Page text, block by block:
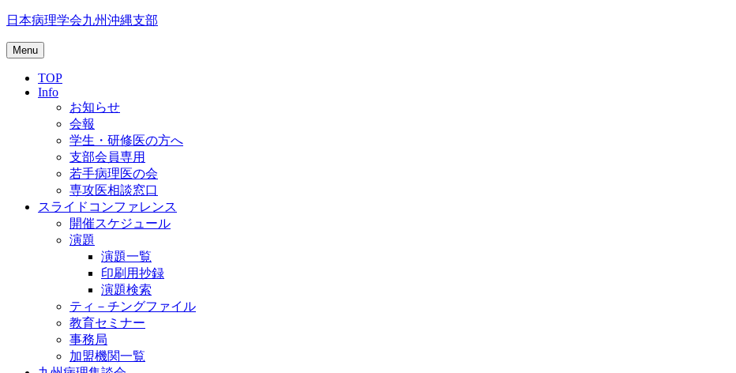
Skip
content
日本病理学会九州沖縄支部
Menu
TOP
Info
お知らせ
会報
学生・研修医の方へ
支部会員専用
若手病理医の会
専攻医相談窓口
スライドコンファレンス
開催スケジュール
演題
演題一覧
印刷用抄録
演題検索
ティ－チングファイル
教育セミナー
事務局
加盟機関一覧